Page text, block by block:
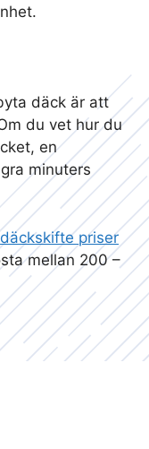
däck är att
du vet hur du
en
minuters
däckskifte priser
mellan 200 –